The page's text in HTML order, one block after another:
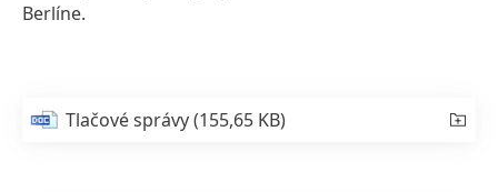
Berlíne.
Tlačové správy(155,65 KB)